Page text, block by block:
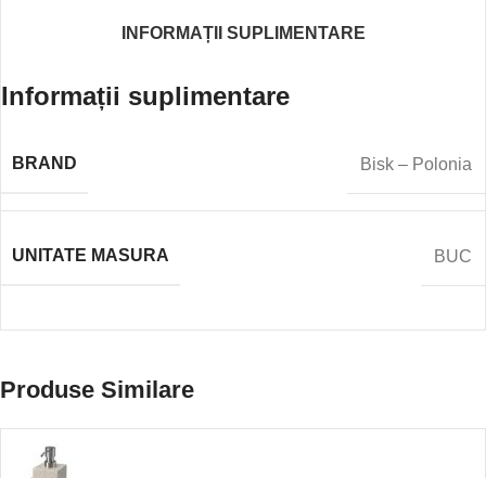
INFORMAȚII SUPLIMENTARE
Informații suplimentare
BRAND Bisk – Polonia
UNITATE MASURA BUC
Produse Similare